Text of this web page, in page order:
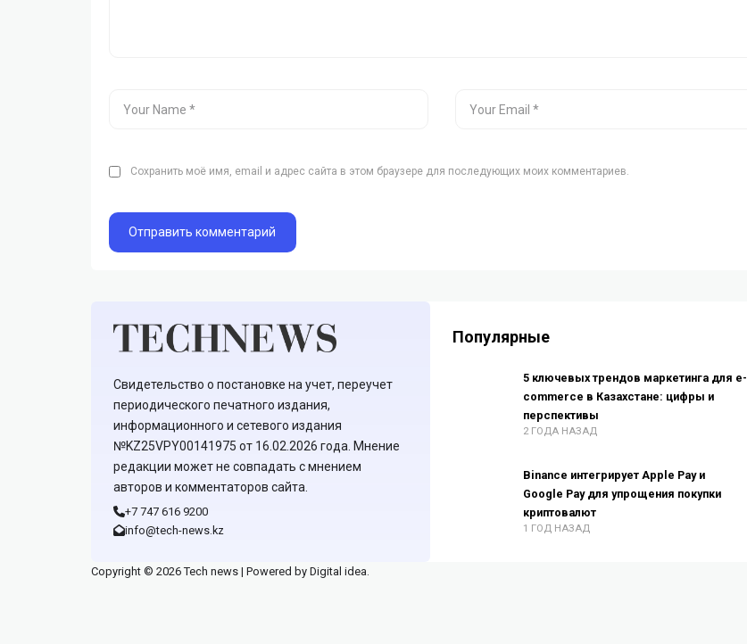
Сохранить моё имя, email и адрес сайта в этом браузере для последующих моих комментариев.
Свидетельство о постановке на учет, переучет
периодического печатного издания,
информационного и сетевого издания
№KZ25VPY00141975 от 16.02.2026 года. Мнение
редакции может не совпадать с мнением
авторов и комментаторов сайта.
+7 747 616 9200
info@tech-news.kz
Популярные
5 ключевых трендов маркетинга для e-
commerce в Казахстане: цифры и
перспективы
2 ГОДА НАЗАД
Binance интегрирует Apple Pay и
Google Pay для упрощения покупки
криптовалют
1 ГОД НАЗАД
Copyright © 2026 Tech news | Powered by Digital idea.